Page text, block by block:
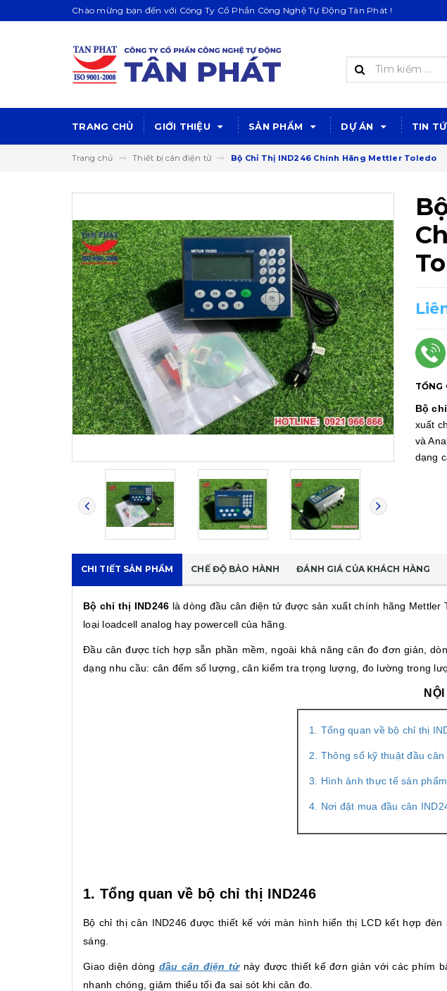
Chào mừng bạn đến với Công Ty Cổ Phần Công Nghệ Tự Động Tân Phát !
TRANG CHỦ GIỚI THIỆU SẢN PHẨM DỰ ÁN TIN
Trang chủ Thiết bị cân điện tử Bộ Chỉ Thị IND246 Chính Hãng Mettler Toledo
TỔNG
Bộ
xuất
và
dạng
CHI TIẾT SẢN PHẨM CHẾ ĐỘ BẢO HÀNH ĐÁNH GIÁ CỦA KHÁCH HÀNG
Bộ chỉ thị IND246 là dòng đầu cân điện tử được sản xuất chính hãng
loại loadcell analog hay powercell của hãng.
Đầu cân được tích hợp sẵn phần mềm, ngoài khả năng cân đo đơn giản,
dạng nhu cầu: cân đếm số lượng, cân kiểm tra trọng lượng, đo lường trong
1. Tổng quan về bộ chỉ thị
2. Thông số kỹ thuật đầu
3. Hình ảnh thực tế sản phẩm
4. Nơi đặt mua đầu cân
1. Tổng quan về bộ chỉ thị IND246
Bộ chỉ thị cân IND246 được thiết kế với màn hình hiển thị LCD kết hợp
sáng.
Giao diện dòng đầu cân điện tửnày được thiết kế đơn giản với các phím
nhanh chóng, giảm thiểu tối đa sai sót khi cân đo.